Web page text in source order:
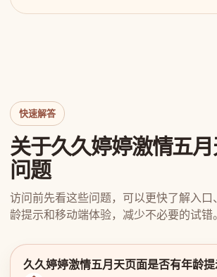
快速解答
关于久久婷婷激情五
问题
访问前先看这些问题，可以更快了解入
龄提示和移动端体验，减少不必要的试错。
久久婷婷激情五月天页面是否有年龄提